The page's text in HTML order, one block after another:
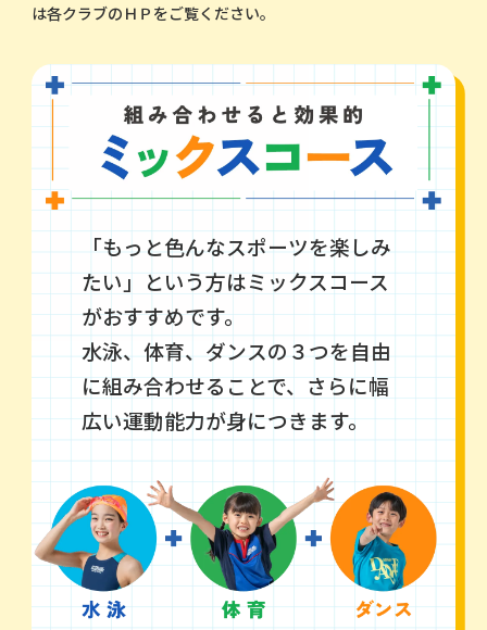
は各クラブのＨＰをご覧ください。
「もっと色んなスポーツを楽しみ
たい」という方はミックスコース
がおすすめです。
水泳、体育、ダンスの３つを自由
に組み合わせることで、さらに幅
広い運動能力が身につきます。